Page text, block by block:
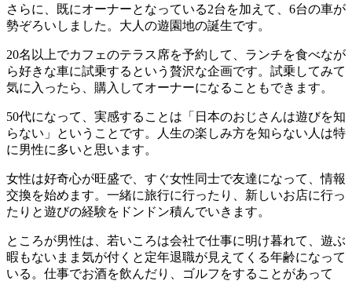
さらに、既にオーナーとなっている2台を加えて、6台の車が
勢ぞろいしました。大人の遊園地の誕生です。
20名以上でカフェのテラス席を予約して、ランチを食べなが
ら好きな車に試乗するという贅沢な企画です。試乗してみて
気に入ったら、購入してオーナーになることもできます。
50代になって、実感することは「日本のおじさんは遊びを知
らない」ということです。人生の楽しみ方を知らない人は特
に男性に多いと思います。
女性は好奇心が旺盛で、すぐ女性同士で友達になって、情報
交換を始めます。一緒に旅行に行ったり、新しいお店に行っ
たりと遊びの経験をドンドン積んでいきます。
ところが男性は、若いころは会社で仕事に明け暮れて、遊ぶ
暇もないまま気が付くと定年退職が見えてくる年齢になって
いる。仕事でお酒を飲んだり、ゴルフをすることがあって